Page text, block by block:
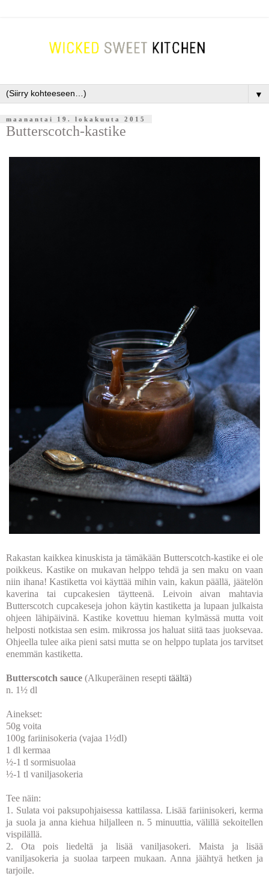
▼
maanantai 19. lokakuuta 2015
Butterscotch-kastike
Rakastan kaikkea kinuskista ja tämäkään Butterscotch-kastike ei ole
poikkeus. Kastike on mukavan helppo tehdä ja sen maku on vaan
niin ihana! Kastiketta voi käyttää mihin vain, kakun päällä, jäätelön
kaverina tai cupcakesien täytteenä. Leivoin aivan mahtavia
Butterscotch cupcakeseja johon käytin kastiketta ja lupaan julkaista
ohjeen lähipäivinä. Kastike kovettuu hieman kylmässä mutta voit
helposti notkistaa sen esim. mikrossa jos haluat siitä taas juoksevaa.
Ohjeella tulee aika pieni satsi mutta se on helppo tuplata jos tarvitset
enemmän kastiketta.
Butterscotch sauce (Alkuperäinen resepti täältä)
n. 1½ dl
Ainekset:
50g voita
100g fariinisokeria (vajaa 1½dl)
1 dl kermaa
½-1 tl sormisuolaa
½-1 tl vaniljasokeria
Tee näin:
1. Sulata voi paksupohjaisessa kattilassa. Lisää fariinisokeri, kerma
ja suola ja anna kiehua hiljalleen n. 5 minuuttia, välillä sekoitellen
vispilällä.
2. Ota pois liedeltä ja lisää vaniljasokeri. Maista ja lisää
vaniljasokeria ja suolaa tarpeen mukaan. Anna jäähtyä hetken ja
tarjoile.